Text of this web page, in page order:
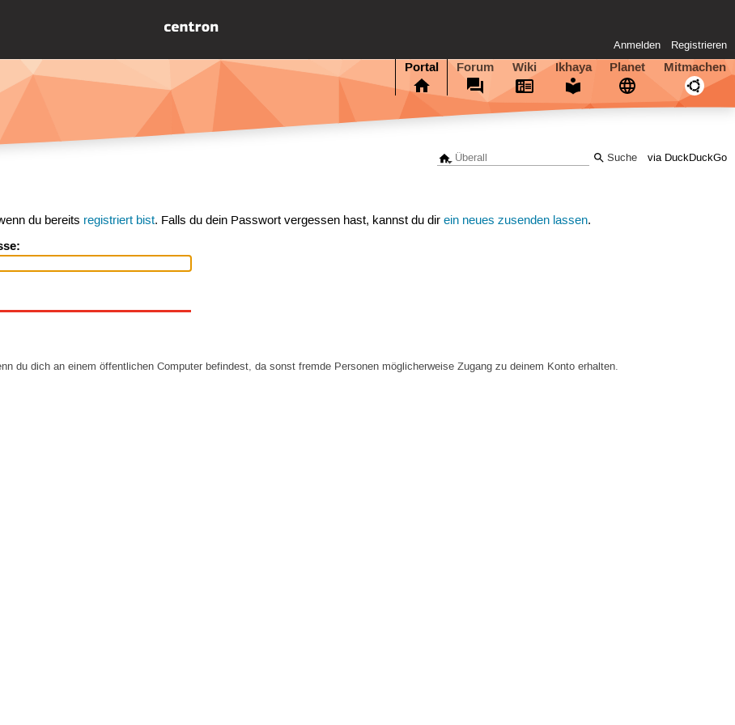
Anmelden Registrieren
Portal Forum Wiki Ikhaya Planet Mitmachen
via DuckDuckGo
du bereits registriert bist. Falls du dein Passwort vergessen hast, kannst du direin neues zusenden lassen.
du dich an einem öffentlichen Computer befindest, da sonst fremde Personen möglicherweise Zugang zu deinem Konto erhalten.